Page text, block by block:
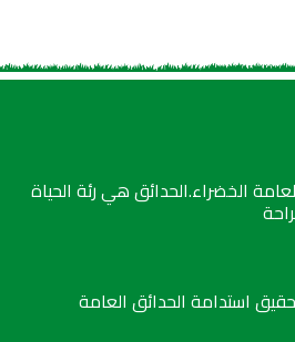
الخضراء.الحدائق هي رئة الحياة
استدامة الحدائق العامة